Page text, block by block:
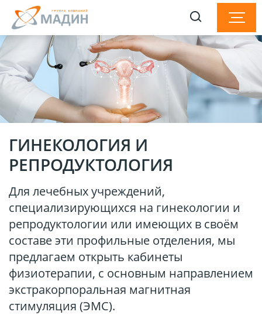
ГИНЕКОЛОГИЯ И
РЕПРОДУКТОЛОГИЯ
Для лечебных учреждений,
специализирующихся на гинекологии и
репродуктологии или имеющих в своём
составе эти профильные отделения, мы
предлагаем открыть кабинеты
физиотерапии, с основным направлением
экстракорпоральная магнитная
стимуляция (ЭМС).